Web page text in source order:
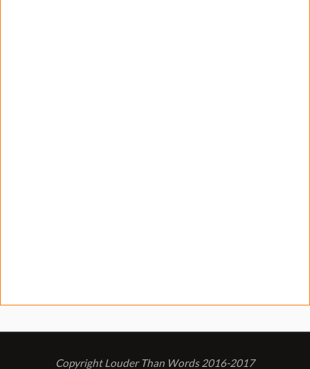
Copyright Louder Than Words 2016-2017